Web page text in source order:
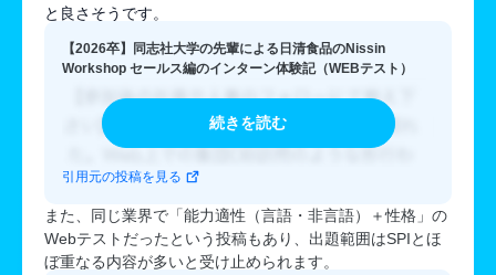
と良さそうです。
【2026卒】同志社大学の先輩による日清食品のNissin
Workshop セールス編のインターン体験記（WEBテスト）
続きを読む
引用元の投稿を見る
また、同じ業界で「能力適性（言語・非言語）＋性格」の
Webテストだったという投稿もあり、出題範囲はSPIとほ
ぼ重なる内容が多いと受け止められます。